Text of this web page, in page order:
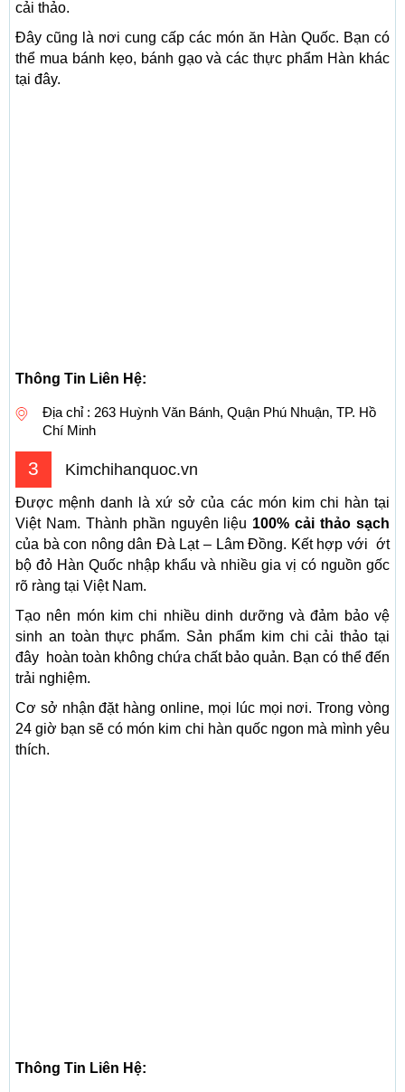
cải thảo.
Đây cũng là nơi cung cấp các món ăn Hàn Quốc. Bạn có
thể mua bánh kẹo, bánh gạo và các thực phẩm Hàn khác
tại đây.
Thông Tin Liên Hệ:
Địa chỉ : 263 Huỳnh Văn Bánh, Quận Phú Nhuận, TP. Hồ
Chí Minh
3 Kimchihanquoc.vn
Được mệnh danh là xứ sở của các món kim chi hàn tại
Việt Nam. Thành phần nguyên liệu 100% cải thảo sạch
của bà con nông dân Đà Lạt – Lâm Đồng. Kết hợp với ớt
bộ đỏ Hàn Quốc nhập khẩu và nhiều gia vị có nguồn gốc
rõ ràng tại Việt Nam.
Tạo nên món kim chi nhiều dinh dưỡng và đảm bảo vệ
sinh an toàn thực phẩm. Sản phẩm kim chi cải thảo tại
đây hoàn toàn không chứa chất bảo quản. Bạn có thể đến
trải nghiệm.
Cơ sở nhận đặt hàng online, mọi lúc mọi nơi. Trong vòng
24 giờ bạn sẽ có món kim chi hàn quốc ngon mà mình yêu
thích.
Thông Tin Liên Hệ: